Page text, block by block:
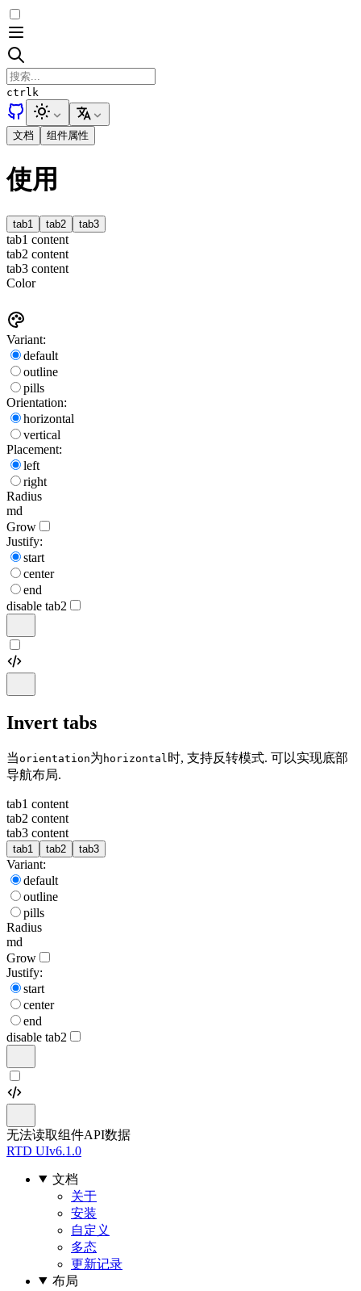
ctrl k
文档 组件属性
使用
tab1 tab2 tab3
tab1 content
tab2 content
tab3 content
Color
Variant:
default
outline
pills
Orientation:
horizontal
vertical
Placement:
left
right
Radius
md
Grow
Justify:
start
center
end
disable tab2
Invert tabs
当orientation为 horizontal 时, 支持反转模式. 可以实现底部
导航布局.
tab1 content
tab2 content
tab3 content
tab1 tab2 tab3
Variant:
default
outline
pills
Radius
md
Grow
Justify:
start
center
end
disable tab2
无法读取组件API数据
RTD UIv6.1.0
文档
关于
安装
自定义
多态
更新记录
布局